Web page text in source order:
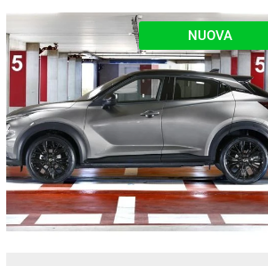
NUOVA